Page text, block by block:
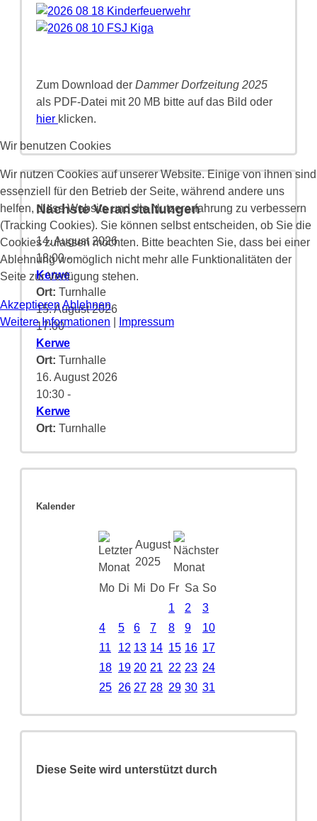
Zum Download der Dammer Dorfzeitung 2025
als PDF-Datei mit 20 MB bitte auf das Bild oder
hier klicken.
Nächste Veranstaltungen
14. August 2026
18:00-
Kerwe
Ort: Turnhalle
15. August 2026
17:00-
Kerwe
Ort: Turnhalle
16. August 2026
10:30 -
Kerwe
Ort: Turnhalle
Kalender
August
2025
Mo Di Mi Do Fr Sa So
1
2
3
4
5 6 7 8 9
10
11
12 13 14 15 16 17
18 19 20 21 22 23 24
25 26 27 28 29 30 31
Diese Seite wird unterstützt durch
Wir benutzen Cookies
Wir nutzen Cookies auf unserer Website. Einige von ihnen sind
essenziell für den Betrieb der Seite, während andere uns
helfen, diese Website und die Nutzererfahrung zu verbessern
(Tracking Cookies). Sie können selbst entscheiden, ob Sie die
Cookies zulassen möchten. Bitte beachten Sie, dass bei einer
Ablehnung womöglich nicht mehr alle Funktionalitäten der
Seite zur Verfügung stehen.
Akzeptieren Ablehnen
Weitere Informationen
Impressum